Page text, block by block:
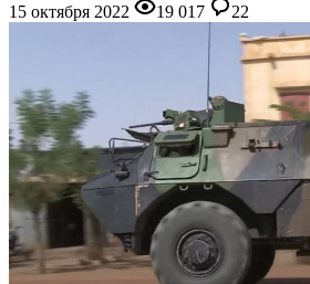
15 октября 2022 19 017 22